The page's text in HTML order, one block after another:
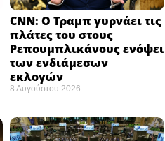
CNN: Ο Τραμπ γυρνάει τις
πλάτες του στους
Ρεπουμπλικάνους ενόψει
των ενδιάμεσων
εκλογών ​
8 Αυγούστου 2026